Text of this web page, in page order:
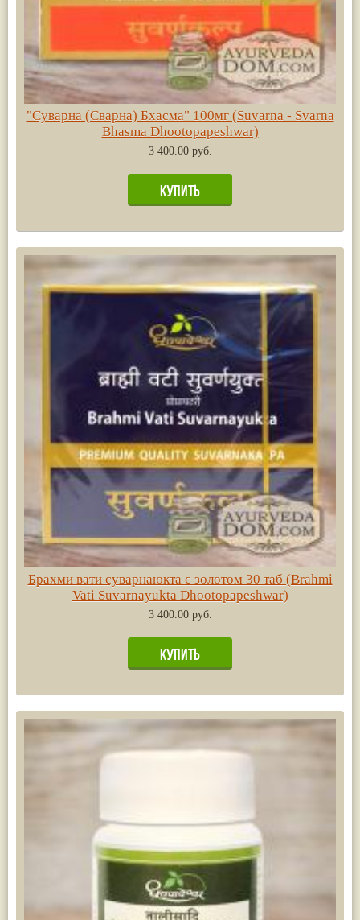
"Суварна (Сварна) Бхасма" 100мг (Suvarna - Svarna
Bhasma Dhootopapeshwar)
3 400.00 руб.
Брахми вати суварнаюкта с золотом 30 таб (Brahmi
Vati Suvarnayukta Dhootopapeshwar)
3 400.00 руб.